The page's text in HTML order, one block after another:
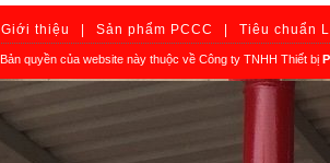
Giới thiệu Sản phẩm PCCC Tiêu chuẩn
Bản quyền của website này thuộc về Công ty TNHH Thiết bị